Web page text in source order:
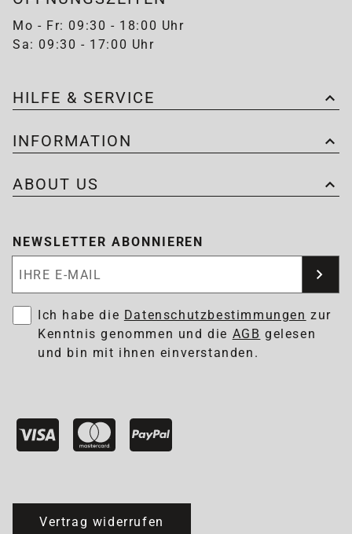
Mo - Fr: 09:30 - 18:00 Uhr
Sa: 09:30 - 17:00 Uhr
HILFE & SERVICE
INFORMATION
ABOUT US
NEWSLETTER ABONNIEREN
Ich habe die Datenschutzbestimmungen zur
Kenntnis genommen und die AGB gelesen
und bin mit ihnen einverstanden.
Vertrag widerrufen